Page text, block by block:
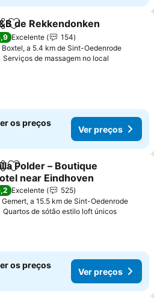
Adicionar aos favoritos
de Rekkendonken
Excelente
154
Boxtel, a 5.4 km de Sint-Oedenrode
Serviços de massagem no local
os preços
Ver preços
Adicionar aos favoritos
Polder – Boutique
near Eindhoven
Excelente
525
Gemert, a 15.5 km de Sint-Oedenrode
Quartos de sótão estilo loft únicos
os preços
Ver preços